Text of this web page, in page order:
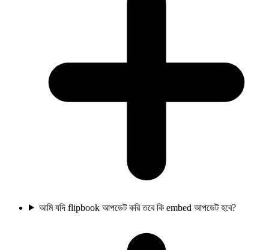
আমি যদি flipbook আপডেট করি তবে কি embed আপডেট হবে?